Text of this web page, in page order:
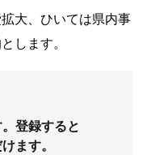
大、ひいては県内事
します。
登録すると
ます。